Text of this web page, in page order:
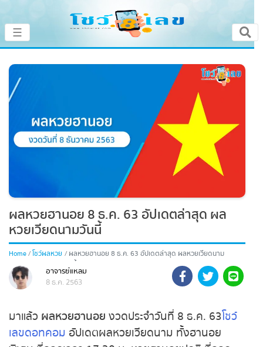
หน้าหลัก
โชว์เลขเด็ดประจำวัน
โชว์เลขหวยดัง
โชว์ผลหวย
โชว์สถิติหวย
หวยสด
ถ่ายทอดสดหวยรัฐบาลไทย
ถ่ายทอดสดหวยออมสิน
×
☰
ผลหวยฮานอย 8 ธ.ค. 63 อัปเดตล่าสุด ผล
หวยเวียดนามวันนี้
Home โชว์ผลหวย
ผลหวยฮานอย 8 ธ.ค. 63 อัปเดตล่าสุด ผลหวยเวียดนาม
วันนี้
อาจารย์แหลม
8 ธ.ค. 2563
มาแล้ว ผลหวยฮานอย งวดประจำวันที่ 8 ธ.ค. 63โชว์
เลขดอทคอม อัปเดตผลหวยเวียดนาม ทั้งฮานอย